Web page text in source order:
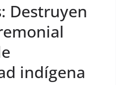
Destruyen
indígena